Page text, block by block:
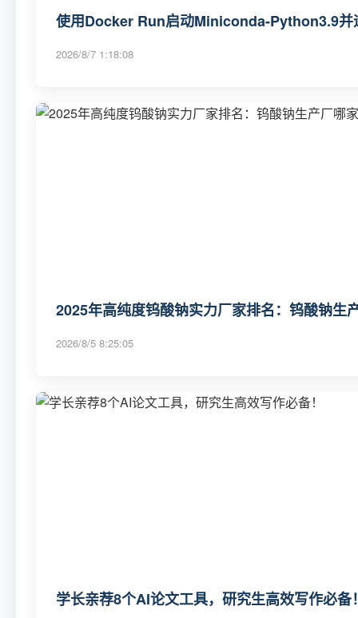
使用Docker Run启动Miniconda-Python3.9并
2026/8/7 1:18:08
2025年高纯度钨酸钠实力厂家排名：钨酸钠生
2026/8/5 8:25:05
学长亲荐8个AI论文工具，研究生高效写作必备